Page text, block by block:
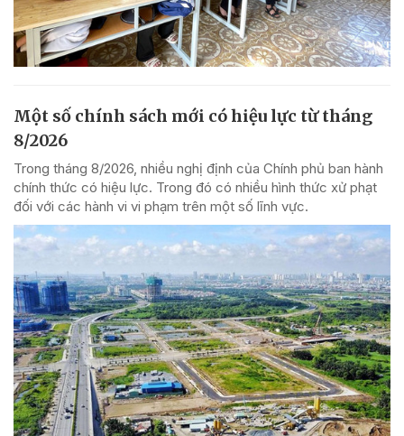
Một số chính sách mới có hiệu lực từ tháng
8/2026
Trong tháng 8/2026, nhiều nghị định của Chính phủ ban hành
chính thức có hiệu lực. Trong đó có nhiều hình thức xử phạt
đối với các hành vi vi phạm trên một số lĩnh vực.